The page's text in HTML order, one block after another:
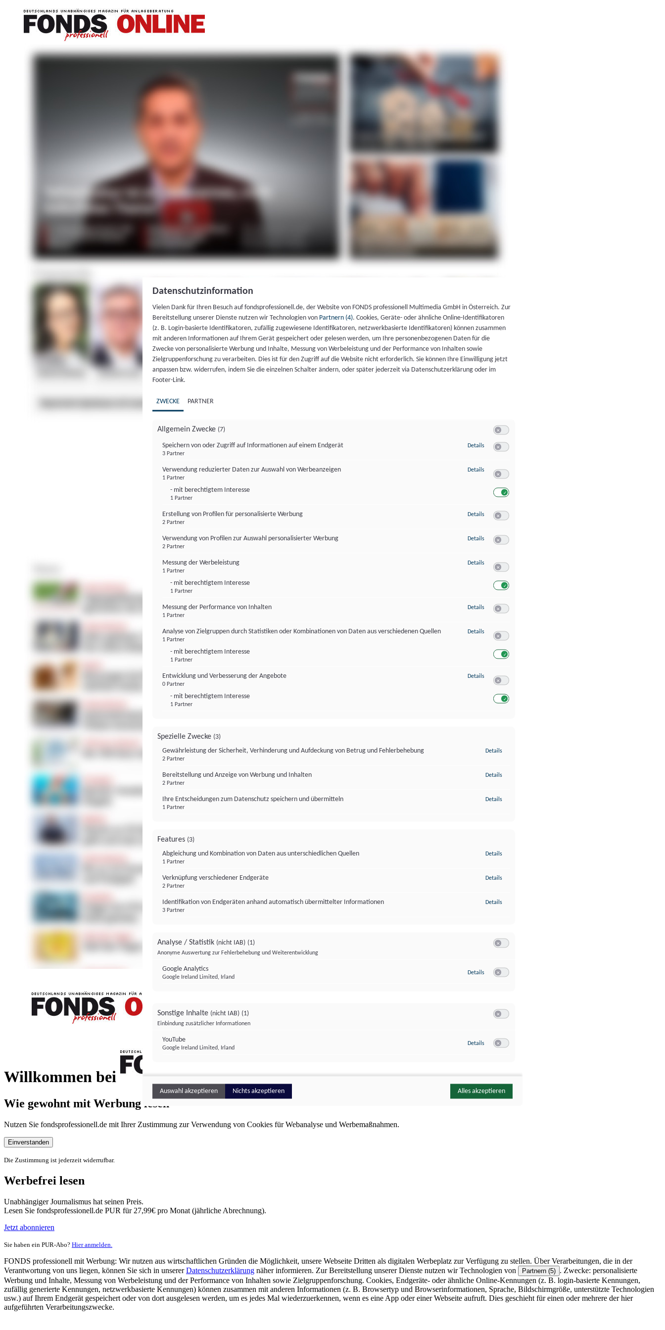
Willkommen bei
FONDS professionell
Wie gewohnt mit Werbung lesen
Nutzen Sie fondsprofessionell.de mit Ihrer Zustimmung zur Verwendung von Cookies für Webanalyse und Werbemaßnahmen.
Einverstanden
Die Zustimmung ist jederzeit widerrufbar.
Werbefrei lesen
Unabhängiger Journalismus hat seinen Preis.
Lesen Sie fondsprofessionell.de PUR für 27,99€ pro Monat (jährliche Abrechnung).
Jetzt abonnieren
Sie haben ein PUR-Abo? Hier anmelden.
FONDS professionell mit Werbung: Wir nutzen aus wirtschaftlichen Gründen die Möglichkeit, unsere Webseite Dritten als digitalen Werbeplatz zur Verfügung zu stellen. Über Verarbeitungen, die in der
Verantwortung von uns liegen, können Sie sich in unsererDatenschutzerklärung näher informieren. Zur Bereitstellung unserer Dienste nutzen wir Technologien von Partnern (5) . Zwecke: personalisierte
Werbung und Inhalte, Messung von Werbeleistung und der Performance von Inhalten sowie Zielgruppenforschung. Cookies, Endgeräte- oder ähnliche Online-Kennungen (z. B. login-basierte Kennungen,
zufällig generierte Kennungen, netzwerkbasierte Kennungen) können zusammen mit anderen Informationen (z. B. Browsertyp und Browserinformationen, Sprache, Bildschirmgröße, unterstützte Technologien
usw.) auf Ihrem Endgerät gespeichert oder von dort ausgelesen werden, um es jedes Mal wiederzuerkennen, wenn es eine App oder einer Webseite aufruft. Dies geschieht für einen oder mehrere der hier
aufgeführten Verarbeitungszwecke.
Datenschutzinformation
Vielen Dank für Ihren Besuch auf fondsprofessionell.de, der Website von FONDS professionell Multimedia GmbH in Österreich. Zur
Bereitstellung unserer Dienste nutzen wir Technologien von Partnern (4). Cookies, Geräte- oder ähnliche Online-Identifikatoren
(z. B. Login-basierte Identifikatoren, zufällig zugewiesene Identifikatoren, netzwerkbasierte Identifikatoren) können zusammen
mit anderen Informationen auf Ihrem Gerät gespeichert oder gelesen werden, um Ihre personenbezogenen Daten für die
Zwecke von personalisierte Werbung und Inhalte, Messung von Werbeleistung und der Performance von Inhalten sowie
Zielgruppenforschung zu verarbeiten. Dies ist für den Zugriff auf die Website nicht erforderlich. Sie können Ihre Einwilligung jetzt
anpassen bzw. widerrufen, indem Sie die einzelnen Schalter ändern, oder später jederzeit via Datenschutzerklärung oder im
Footer-Link.
ZWECKE PARTNER
Allgemein Zwecke (7)
Speichern von oder Zugriff auf Informationen auf einem Endgerät
3 Partner
Details zu Speichern von oder Zugriff auf Informationen auf einem Endgerät
Verwendung reduzierter Daten zur Auswahl von Werbeanzeigen
1 Partner
- mit berechtigtem Interesse
1 Partner
Details zu Verwendung reduzierter Daten zur Auswahl von Werbeanzeigen
Erstellung von Profilen für personalisierte Werbung
2 Partner
Details zu Erstellung von Profilen für personalisierte Werbung
Verwendung von Profilen zur Auswahl personalisierter Werbung
2 Partner
Details zu Verwendung von Profilen zur Auswahl personalisierter Werbung
Messung der Werbeleistung
1 Partner
- mit berechtigtem Interesse
1 Partner
Details zu Messung der Werbeleistung
Messung der Performance von Inhalten
1 Partner
Details zu Messung der Performance von Inhalten
Analyse von Zielgruppen durch Statistiken oder Kombinationen von Daten aus verschiedenen Quellen
1 Partner
- mit berechtigtem Interesse
1 Partner
Details zu Analyse von Zielgruppen durch Statistiken oder Kombinationen von
Entwicklung und Verbesserung der Angebote
0 Partner
- mit berechtigtem Interesse
1 Partner
Details zu Entwicklung und Verbesserung der Angebote
Spezielle Zwecke (3)
Gewährleistung der Sicherheit, Verhinderung und Aufdeckung von Betrug und Fehlerbehebung
2 Partner
Details
Bereitstellung und Anzeige von Werbung und Inhalten
2 Partner
Details
Ihre Entscheidungen zum Datenschutz speichern und übermitteln
1 Partner
Details
Features (3)
Abgleichung und Kombination von Daten aus unterschiedlichen Quellen
1 Partner
Details
Verknüpfung verschiedener Endgeräte
2 Partner
Details
Identifikation von Endgeräten anhand automatisch übermittelter Informationen
3 Partner
Details
Analyse / Statistik (nicht IAB) (1)
Anonyme Auswertung zur Fehlerbehebung und Weiterentwicklung
Google Analytics
Google Ireland Limited, Irland
Details zu Google Analytics
Sonstige Inhalte (nicht IAB) (1)
Einbindung zusätzlicher Informationen
YouTube
Google Ireland Limited, Irland
Details zu YouTube
Auswahl akzeptieren Nichts akzeptieren Alles akzeptieren